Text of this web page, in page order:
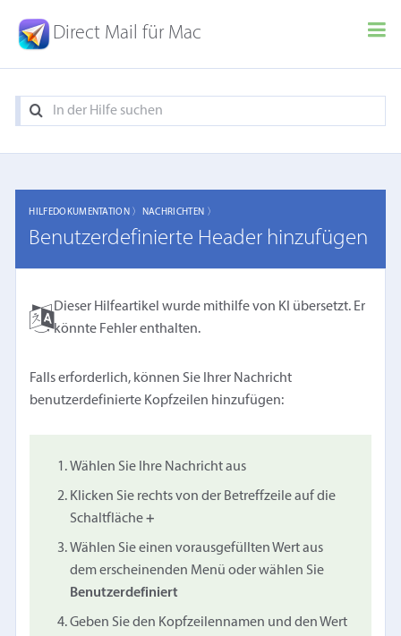
Direct Mail für Mac
HILFEDOKUMENTATION 〉 NACHRICHTEN 〉
Benutzerdefinierte Header hinzufügen
Dieser Hilfeartikel wurde mithilfe von KI übersetzt. Er
könnte Fehler enthalten.
Falls erforderlich, können Sie Ihrer Nachricht
benutzerdefinierte Kopfzeilen hinzufügen:
Wählen Sie Ihre Nachricht aus
Klicken Sie rechts von der Betreffzeile auf die
Schaltfläche+
Wählen Sie einen vorausgefüllten Wert aus
dem erscheinenden Menü oder wählen Sie
Benutzerdefiniert
Geben Sie den Kopfzeilennamen und den Wert